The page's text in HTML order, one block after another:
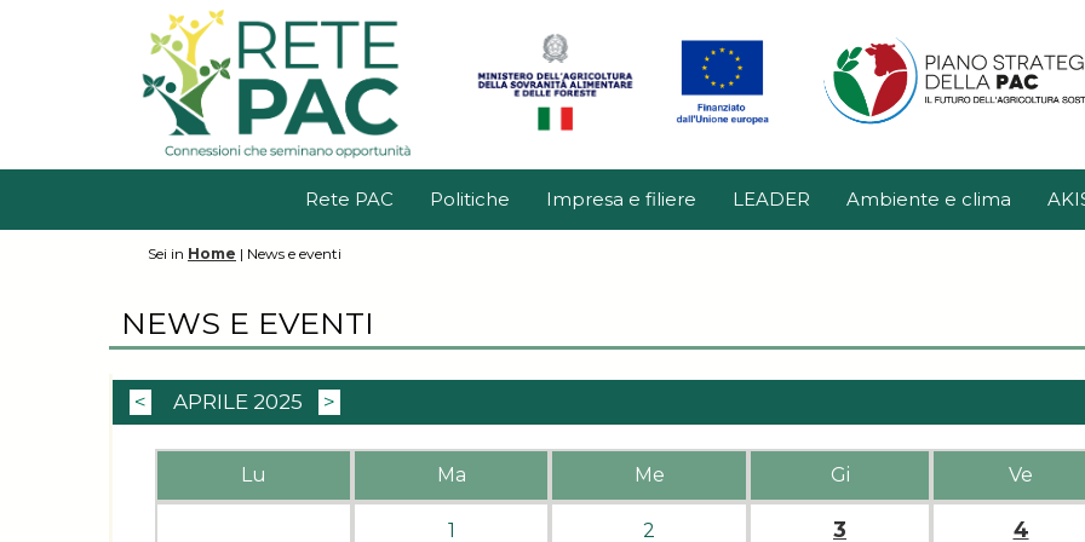
Rete PAC Politiche Impresa e filiere LEADER Ambiente e clima
Sei in Home | News e eventi
NEWS E EVENTI
< APRILE 2025 >
Lu Ma Me Gi Ve
1 2 3 4